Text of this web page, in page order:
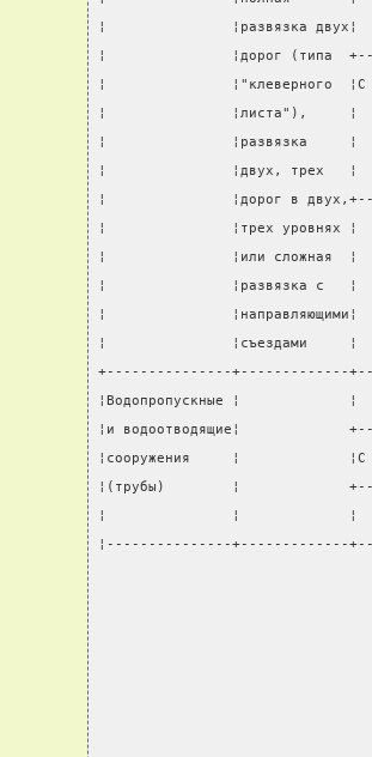
¦               ¦развязка
¦               ¦дорог (типа
¦               ¦"клеверного
¦               ¦листа"),
¦               ¦развязка
¦               ¦двух, трех
¦               ¦дорог в
¦               ¦трех уровнях
¦               ¦или
¦               ¦развязка с
¦
¦               ¦съездами
+---------------+-------------
¦Водопропускные ¦
¦и водоотводящие¦
¦сооружения     ¦
¦(трубы)        ¦
¦               ¦             ¦  С
¦---------------+-------------